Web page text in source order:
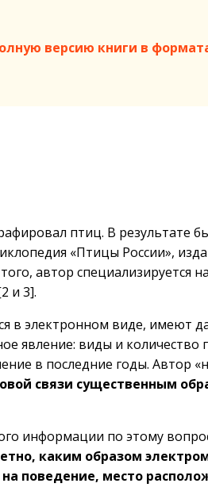
версию книги в
птиц. В результате
«Птицы России»,
автор специализируется
и 3].
в электронном виде, имеют
явление: виды и количество
в последние годы. Автор
связи существенным
информации по этому
каким образом
поведение, место